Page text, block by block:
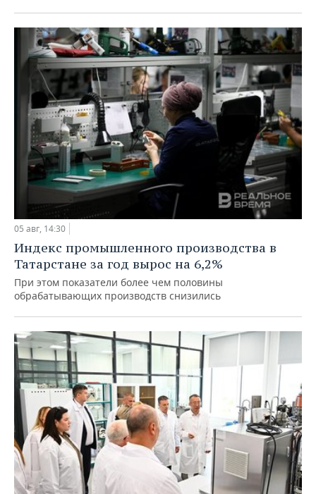
05 авг, 14:30
Индекс промышленного производства в
Татарстане за год вырос на 6,2%
При этом показатели более чем половины
обрабатывающих производств снизились